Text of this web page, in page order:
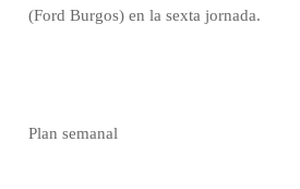
(Ford Burgos) en la sexta jornada.
Plan semanal